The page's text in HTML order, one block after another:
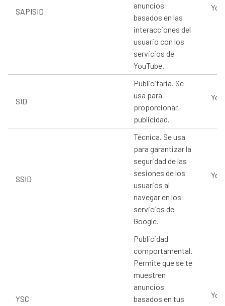
SAPISID
anuncios
basados en las
interacciones del
usuario con los
servicios de
YouTube.
SID
Publicitaria. Se
usa para
proporcionar
publicidad.
SSID
Técnica. Se usa
para garantizar la
seguridad de las
sesiones de los
usuarios al
navegar en los
servicios de
Google.
YSC
Publicidad
comportamental.
Permite que se te
muestren
anuncios
basados en tus